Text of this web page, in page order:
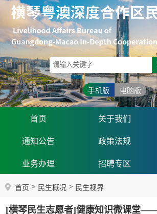
手机版 电脑版
首页 关于我们
通知公告 政策法规
业务办理 招聘专区
首页 > 民生概况 > 民生视界
[横琴民生志愿者]健康知识微课堂